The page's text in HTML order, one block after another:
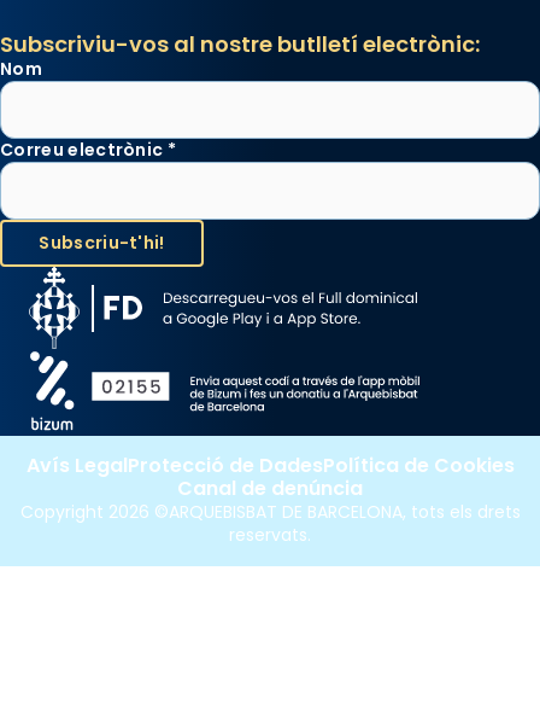
Subscriviu-vos al nostre butlletí electrònic:
Nom
Correu electrònic *
Copyright 2026 ©ARQUEBISBAT DE BARCELONA, tots els drets
reservats.
Avís LegalProtecció de DadesPolítica de Cookies
Canal de denúncia